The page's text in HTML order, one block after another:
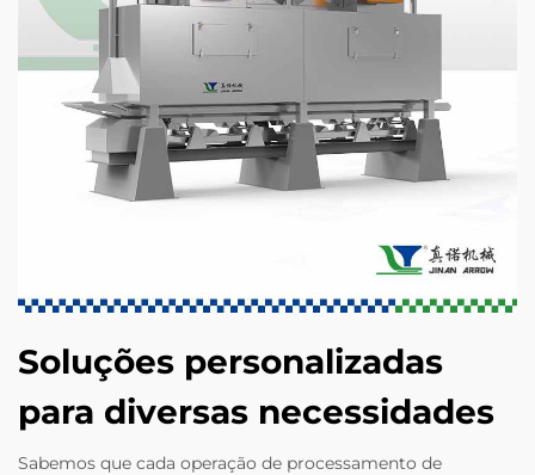
Soluções personalizadas
para diversas necessidades
Sabemos que cada operação de processamento de